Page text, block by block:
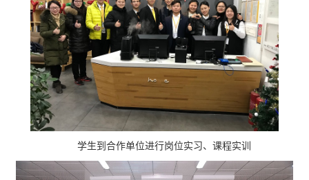
学生到合作单位进行岗位实习、课程实训